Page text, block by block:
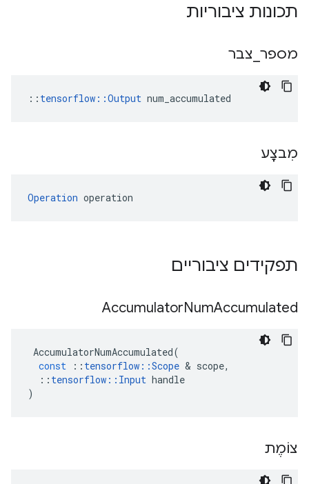
תכונות ציבוריות
מספר צבר
:: tensorflow::Output num_accumulated
מִבצָע
Operation operation
תפקידים ציבוריים
AccumulatorNumAccumulated
AccumulatorNumAccumulated(
const
:: tensorflow ::Scope & scope,
:: tensorflow :: Input handle
)
צוֹמֶת